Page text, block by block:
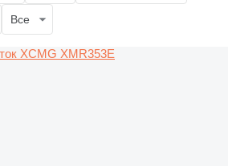
Все